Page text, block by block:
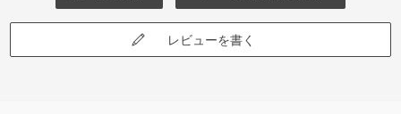
レビューを書く